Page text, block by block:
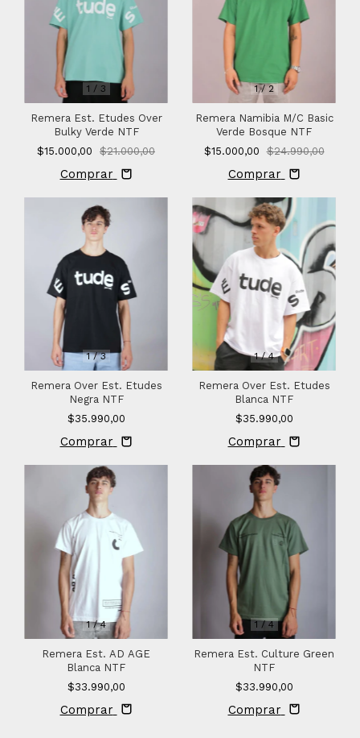
1 / 3
Remera Est. Etudes Over
Bulky Verde NTF
$15.000,00
$21.000,00
Comprar
1/2
Remera Namibia M/C Basic
Verde Bosque NTF
$15.000,00
$24.990,00
Comprar
1/3
Remera Over Est. Etudes
Negra NTF
$35.990,00
Comprar
1/4
Remera Over Est. Etudes
Blanca NTF
$35.990,00
Comprar
1/4
Remera Est. AD AGE
Blanca NTF
$33.990,00
Comprar
1/4
Remera Est. Culture Green
NTF
$33.990,00
Comprar